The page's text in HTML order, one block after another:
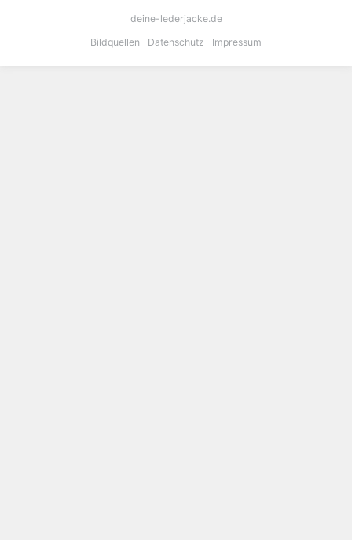
deine-lederjacke.de
Bildquellen
Datenschutz Impressum